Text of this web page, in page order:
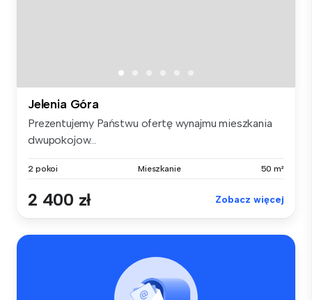
Jelenia Góra
Prezentujemy Państwu ofertę wynajmu mieszkania
dwupokojow...
2 pokoi Mieszkanie 50 m²
2 400 zł Zobacz więcej